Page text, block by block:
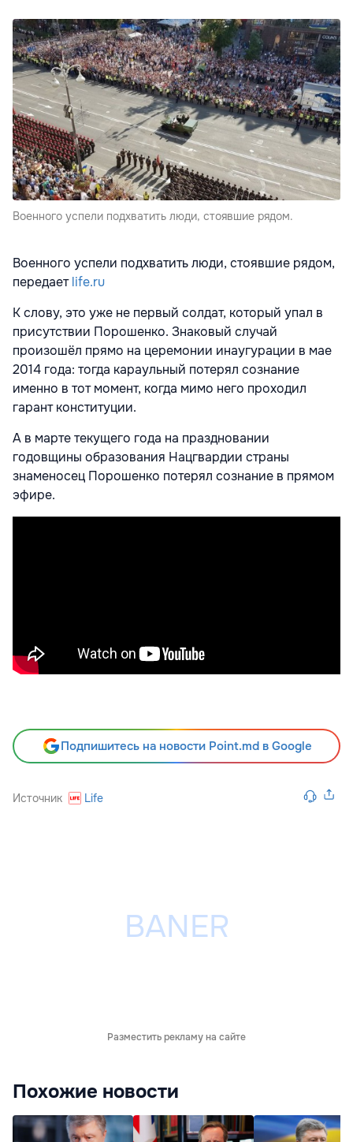
Военного успели подхватить люди, стоявшие рядом.
Военного успели подхватить люди, стоявшие рядом,
передаетlife.ru
К слову, это уже не первый солдат, который упал в
присутствии Порошенко. Знаковый случай
произошёл прямо на церемонии инаугурации в мае
2014 года: тогда караульный потерял сознание
именно в тот момент, когда мимо него проходил
гарант конституции.
А в марте текущего года на праздновании
годовщины образования Нацгвардии страны
знаменосец Порошенко потерял сознание в прямом
эфире.
Подпишитесь на новости Point.md в Google
Источник Life
Разместить рекламу на сайте
Похожие новости